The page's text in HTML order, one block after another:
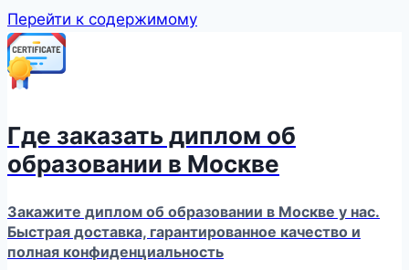
Перейти к содержимому
Где заказать диплом об
образовании в Москве
Закажите диплом об образовании в Москве у нас.
Быстрая доставка, гарантированное качество и
полная конфиденциальность